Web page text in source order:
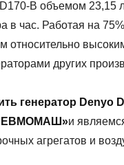
B объемом 23,15
в час. Работая на
относительно
других
генератор Denyo
и
агрегатов и